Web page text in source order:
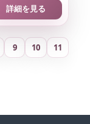
詳細を見る
9 10
11